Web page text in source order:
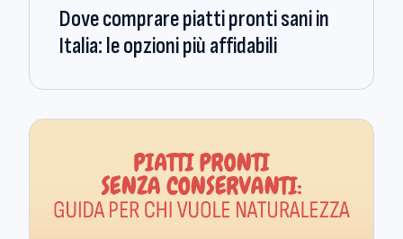
Dove comprare piatti pronti sani in
Italia: le opzioni più affidabili